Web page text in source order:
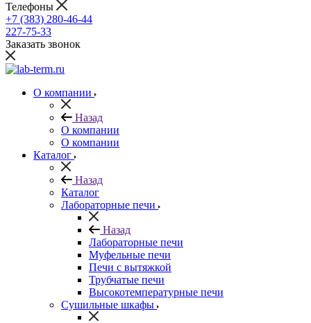
Телефоны
+7 (383) 280-46-44
227-75-33
Заказать звонок
О компании
Назад
О компании
О компании
Каталог
Назад
Каталог
Лабораторные печи
Назад
Лабораторные печи
Муфельные печи
Печи с вытяжкой
Трубчатые печи
Высокотемпературные печи
Сушильные шкафы